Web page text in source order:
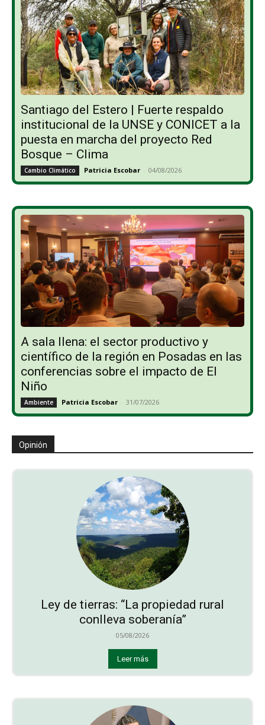
Santiago del Estero | Fuerte respaldo
institucional de la UNSE y CONICET a la
puesta en marcha del proyecto Red
Bosque – Clima
Cambio Climático Patricia Escobar - 04/08/2026
A sala llena: el sector productivo y
científico de la región en Posadas en las
conferencias sobre el impacto de El
Niño
Ambiente Patricia Escobar - 31/07/2026
Opinión
Ley de tierras: “La propiedad rural
conlleva soberanía”
05/08/2026
Leer más